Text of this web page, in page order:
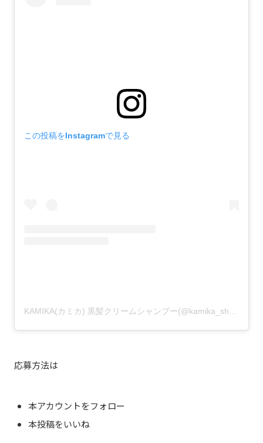
この投稿をInstagramで見る
KAMIKA(カミカ) 黒髪クリームシャンプー(@kamika_shampoo)がシェアした投稿
応募方法は
本アカウントをフォロー
本投稿をいいね